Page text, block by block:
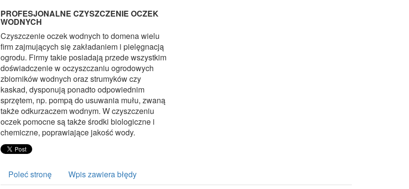
PROFESJONALNE CZYSZCZENIE OCZEK
WODNYCH
Czyszczenie oczek wodnych to domena wielu
firm zajmujących się zakładaniem i pielęgnacją
ogrodu. Firmy takie posiadają przede wszystkim
doświadczenie w oczyszczaniu ogrodowych
zbiorników wodnych oraz strumyków czy
kaskad, dysponują ponadto odpowiednim
sprzętem, np. pompą do usuwania mułu, zwaną
także odkurzaczem wodnym. W czyszczeniu
oczek pomocne są także środki biologiczne i
chemiczne, poprawiające jakość wody.
Poleć stronę Wpis zawiera błędy